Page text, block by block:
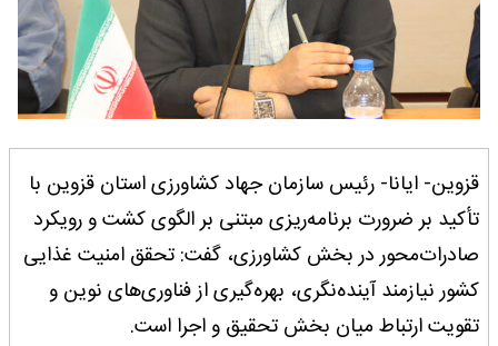
قزوین- ایانا- رئیس سازمان جهاد کشاورزی استان قزوین با
تأکید بر ضرورت برنامه‌ریزی مبتنی بر الگوی کشت و رویکرد
صادرات‌محور در بخش کشاورزی، گفت: تحقق امنیت غذایی
کشور نیازمند آینده‌نگری، بهره‌گیری از فناوری‌های نوین و
تقویت ارتباط میان بخش تحقیق و اجرا است.